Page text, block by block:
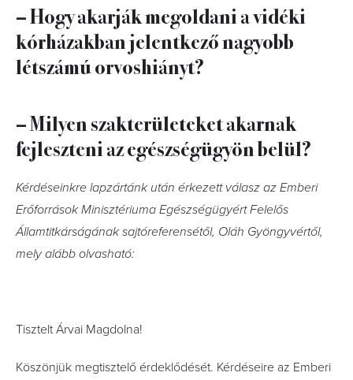
– Hogy akarják megoldani a vidéki
kórházakban jelentkező nagyobb
létszámú orvoshiányt?
– Milyen szakterületeket akarnak
fejleszteni az egészségügyön belül?
Kérdéseinkre lapzártánk után érkezett válasz az Emberi
Erőforrások Minisztériuma Egészségügyért Felelős
Államtitkárságának sajtóreferensétől, Oláh Gyöngyvértől,
mely alább olvasható:
Tisztelt Árvai Magdolna!
Köszönjük megtisztelő érdeklődését. Kérdéseire az Emberi